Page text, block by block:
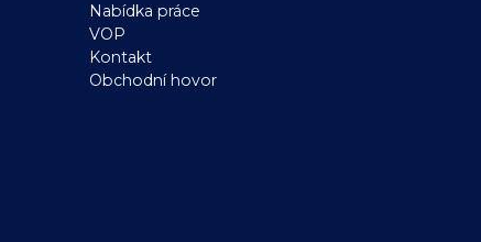
Nabídka práce
VOP
Kontakt
Obchodní hovor